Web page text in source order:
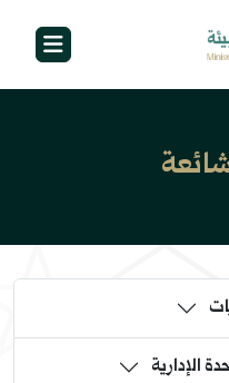
الإدارية